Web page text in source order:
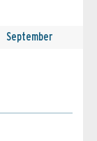
September